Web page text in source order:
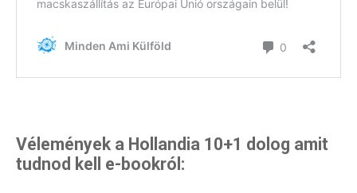
Élmény
Feliratkozom
Vélemények a Hollandia 10+1 dolog amit
tudnod kell e-bookról: